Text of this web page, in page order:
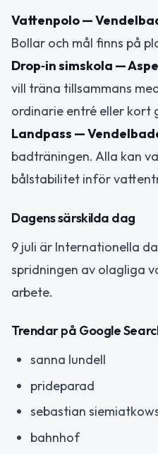
Vattenpolo —
Bollar och mål finns på
Drop‑in simskola —
vill träna tillsammans
ordinarie entré eller kort
Landpass —
badträningen. Alla kan
bålstabilitet inför
Dagens särskilda dag
9 juli är Internationella
spridningen av olagliga
arbete.
Trendar på Google
sanna lundell
prideparad
sebastian
bahnhof